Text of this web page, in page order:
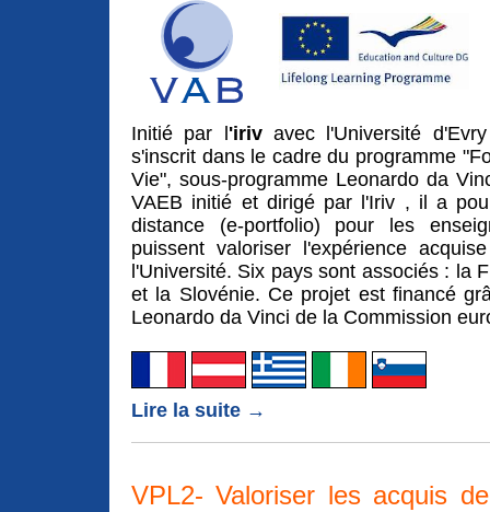
Initié par l 'irivavec l'Université
s'inscrit dans le cadre du programme
Vie", sous-programme Leonardo da
VAEB initié et dirigé par l'Iriv , il a
distance (e-portfolio) pour les
puissent valoriser l'expérience
l'Université. Six pays sont associés : la
et la Slovénie. Ce projet est financé
Leonardo da Vinci de la Commission
Lire la suite →
VPL2- Valoriser les acquis